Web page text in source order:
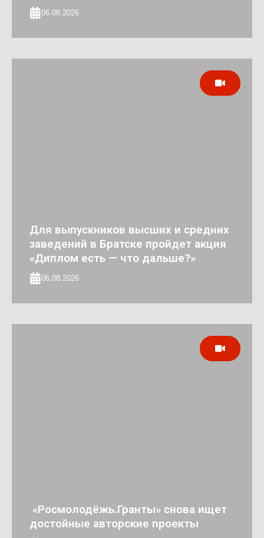
06.08.2026
Для выпускников высших и средних
заведений в Братске пройдет акция
«Диплом есть — что дальше?»
06.08.2026
«Росмолодёжь.Гранты» снова ищет
достойные авторские проекты